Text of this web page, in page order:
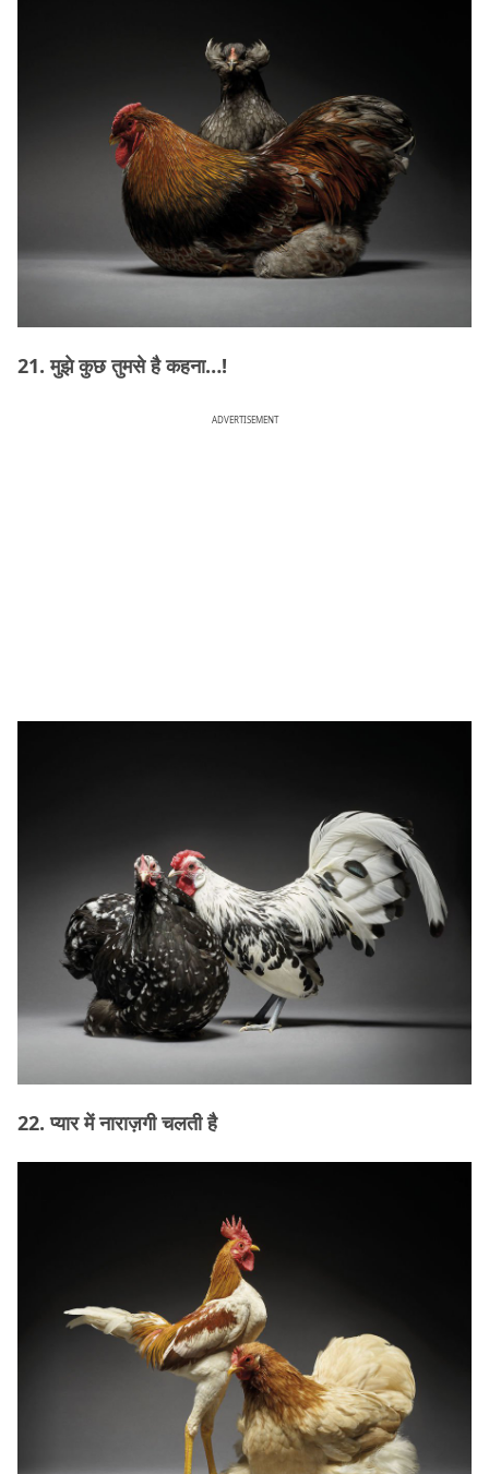
21. मुझे कुछ तुमसे है कहना…!
ADVERTISEMENT
22. प्यार में नाराज़गी चलती है